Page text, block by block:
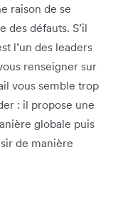
raison de se
des défauts. S’il
l’un des leaders
renseigner sur
vous semble trop
: il propose une
globale puis
de manière